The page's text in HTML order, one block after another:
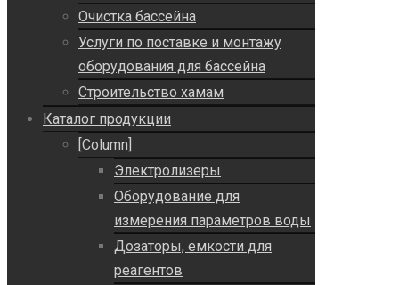
Очистка бассейна
Услуги по поставке и монтажу
оборудования для бассейна
Строительство хамам
Каталог продукции
[Column]
Электролизеры
Оборудование для
измерения параметров воды
Дозаторы, емкости для
реагентов